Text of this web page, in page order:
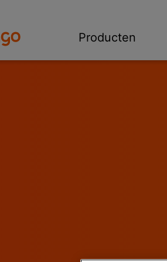
de Ziggo homepageProducten